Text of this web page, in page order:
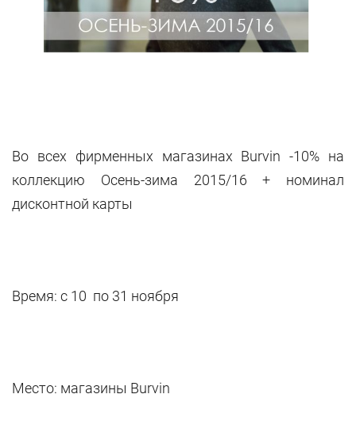
Во всех фирменных магазинах Burvin -10% на
коллекцию Осень-зима 2015/16 + номинал
дисконтной карты
Время: с 10 по 31 ноября
Место: магазины Burvin